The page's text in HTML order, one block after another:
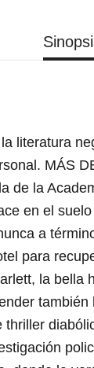
literatura
MÁS
de la
en el
a
para
la